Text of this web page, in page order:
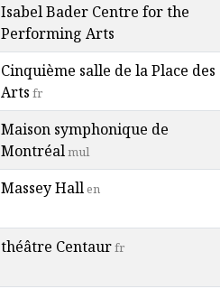
Isabel Bader Centre for the
Performing Arts
Cinquième salle de la Place des
Arts fr
Maison symphonique de
Montréalmul
Massey Hallen
théâtre Centaurfr